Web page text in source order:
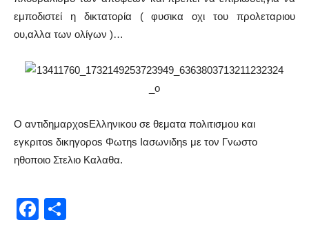
εμποδιστεί η δικτατορία ( φυσικα οχι του προλεταριου
ου,αλλα των ολίγων )…
Ο αντιδημαρχοsΕλληνικου σε θεματα πολιτισμου και
εγκριτοs δικηγοροs Φωτηs Ιασωνιδηs με τον Γνωστο
ηθοποιο Στελιο Καλαθα.
Facebook